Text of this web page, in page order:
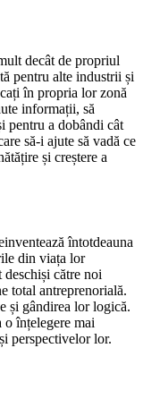
decât de propriul
pentru alte industrii și
în propria lor zonă
informații, să
pentru a dobândi cât
să-i ajute să vadă ce
și creștere a
întotdeauna
din viața lor
deschiși către noi
total antreprenorială.
și gândirea lor logică.
o înțelegere mai
perspectivelor lor.